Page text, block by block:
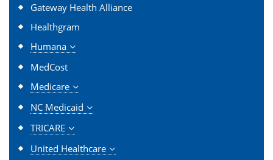
Gateway Health Alliance
Healthgram
Humana
MedCost
Medicare
NC Medicaid
TRICARE
United Healthcare